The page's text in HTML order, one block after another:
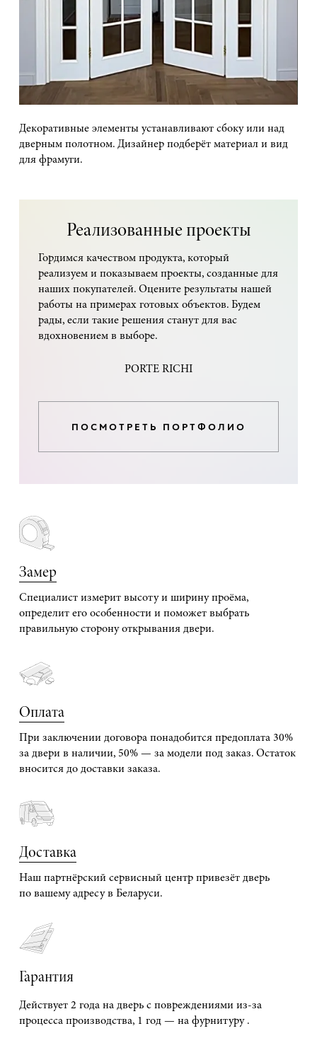
Декоративные элементы устанавливают сбоку или над
дверным полотном. Дизайнер подберёт материал и вид
для фрамуги.
Реализованные проекты
Гордимся качеством продукта, который
реализуем и показываем проекты, созданные для
наших покупателей. Оцените результаты нашей
работы на примерах готовых объектов. Будем
рады, если такие решения станут для вас
вдохновением в выборе.
PORTE RICHI
ПОСМОТРЕТЬ ПОРТФОЛИО
Замер
Специалист измерит высоту и ширину проёма,
определит его особенности и поможет выбрать
правильную сторону открывания двери.
Оплата
При заключении договора понадобится предоплата 30%
за двери в наличии, 50% — за модели под заказ. Остаток
вносится до доставки заказа.
Доставка
Наш партнёрский сервисный центр привезёт дверь
по вашему адресу в Беларуси.
Гарантия
Действует 2 года на дверь с повреждениями из-за
процесса производства, 1 год — на фурнитуру .